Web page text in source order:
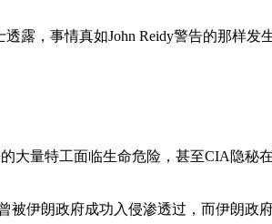
露，事情真如John Reidy警告的那样发
大量特工面临生命危险，甚至CIA隐秘
伊朗政府成功入侵渗透过，而伊朗政